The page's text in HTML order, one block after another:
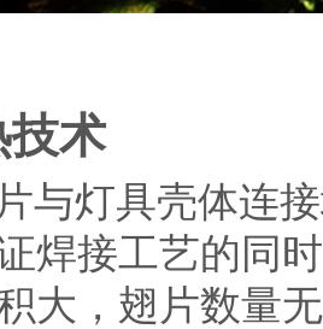
技术
与灯具壳体连
焊接工艺的同
大，翅片数量